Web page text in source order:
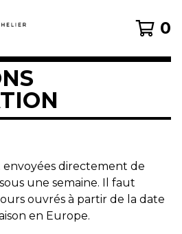
0
envoyées directement de
une semaine. Il faut
ouvrés à partir de la date
en Europe.